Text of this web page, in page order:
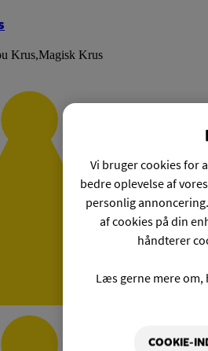
Krus,Magisk Krus
Vi bruger cookies for
bedre oplevelse af
personlig
af cookies på din
håndterer
Læs gerne mere
COOKIE-